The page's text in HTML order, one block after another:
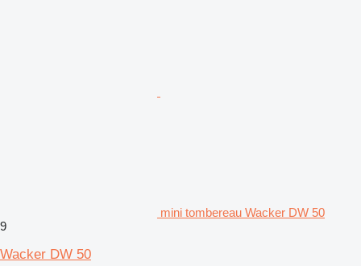
mini tombereau Wacker DW 50
9
Wacker DW 50